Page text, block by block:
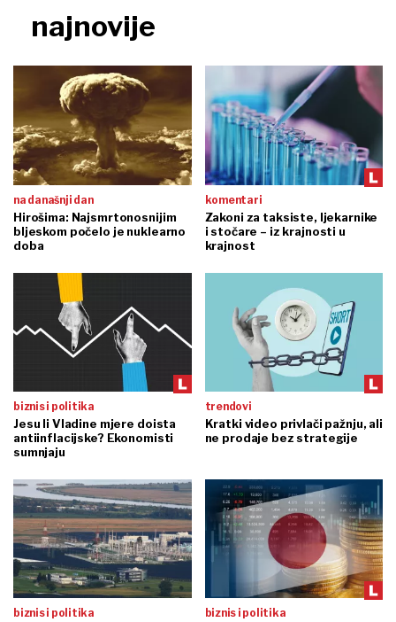
najnovije
na današnji dan
Hirošima: Najsmrtonosnijim
bljeskom počelo je nuklearno
doba
komentari
Zakoni za taksiste, ljekarnike
i stočare – iz krajnosti u
krajnost
biznis i politika
Jesu li Vladine mjere doista
antiinflacijske? Ekonomisti
sumnjaju
trendovi
Kratki video privlači pažnju, ali
ne prodaje bez strategije
biznis i politika biznis i politika